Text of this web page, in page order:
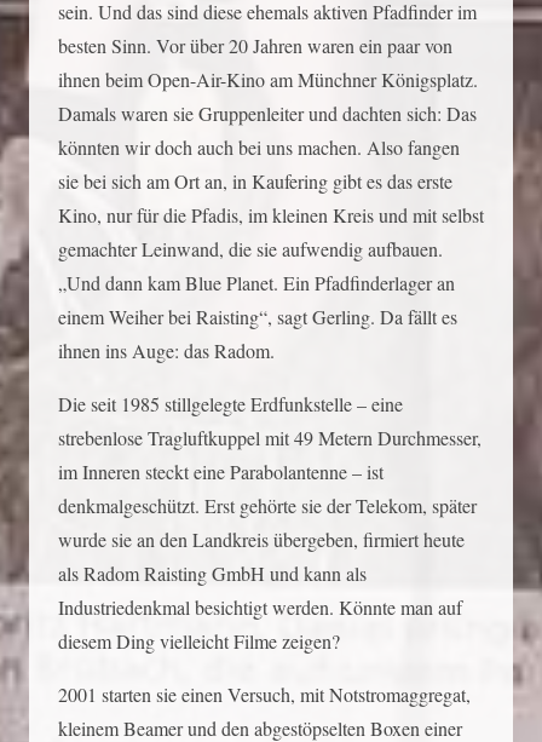
sein. Und das sind diese ehemals aktiven Pfadfinder im
besten Sinn. Vor über 20 Jahren waren ein paar von
ihnen beim Open-Air-Kino am Münchner Königsplatz.
Damals waren sie Gruppenleiter und dachten sich: Das
könnten wir doch auch bei uns machen. Also fangen
sie bei sich am Ort an, in Kaufering gibt es das erste
Kino, nur für die Pfadis, im kleinen Kreis und mit selbst
gemachter Leinwand, die sie aufwendig aufbauen.
„Und dann kam Blue Planet. Ein Pfadfinderlager an
einem Weiher bei Raisting“, sagt Gerling. Da fällt es
ihnen ins Auge: das Radom.
Die seit 1985 stillgelegte Erdfunkstelle – eine
strebenlose Tragluftkuppel mit 49 Metern Durchmesser,
im Inneren steckt eine Parabolantenne – ist
denkmalgeschützt. Erst gehörte sie der Telekom, später
wurde sie an den Landkreis übergeben, firmiert heute
als Radom Raisting GmbH und kann als
Industriedenkmal besichtigt werden. Könnte man auf
diesem Ding vielleicht Filme zeigen?
2001 starten sie einen Versuch, mit Notstromaggregat,
kleinem Beamer und den abgestöpselten Boxen einer